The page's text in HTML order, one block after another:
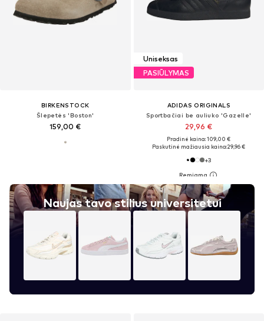
BIRKENSTOCK
Šlepetės 'Boston'
159,00 €
Naujas tavo stilius universitetui
Uniseksas
PASIŪLYMAS
ADIDAS ORIGINALS
Sportbačiai be auliuko 'Gazelle'
29,96 €
Pradinė kaina: 109,00 €
Paskutinė mažiausia kaina:29,96 €
+3